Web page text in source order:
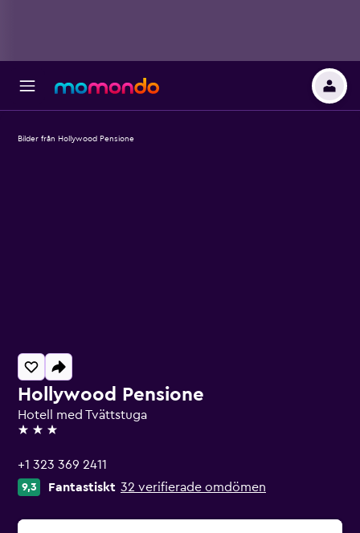
Hollywood Pensione
Hotell med Tvättstuga
3 stjärnor
+1 323 369 2411
9,3 Fantastiskt 32 verifierade omdömen
Bilder från Hollywood Pensione